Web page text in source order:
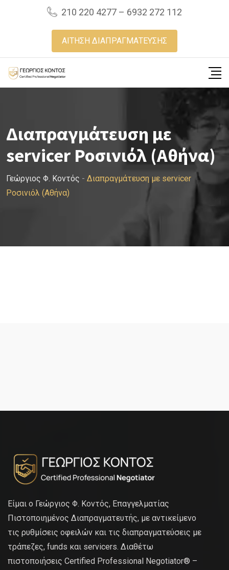
210 220 4277 – 6932 272 112
ΑΙΤΗΣΗ ΔΙΑΠΡΑΓΜΑΤΕΥΣΗΣ
Διαπραγμάτευση με
servicer Ροσινιόλ (Αθήνα)
Γεώργιος Φ. Κοντός - Διαπραγμάτευση με servicer
Ροσινιόλ (Αθήνα)
Είμαι ο Γεώργιος Φ. Κοντός, Επαγγελματίας
Πιστοποιημένος Διαπραγματευτής, με αντικείμενο
τις ρυθμίσεις οφειλών και τις διαπραγματεύσεις με
τράπεζες, funds και servicers. Διαθέτω
πιστοποιήσεις Certified Professional Negotiator® –